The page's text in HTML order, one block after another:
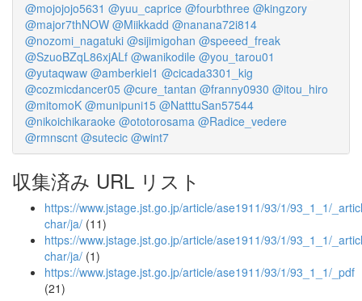
@mojojojo5631 @yuu_caprice @fourbthree @kingzory
@major7thNOW @Miikkadd @nanana72i814
@nozomi_nagatuki @sijimigohan @speeed_freak
@SzuoBZqL86xjALf @wanikodile @you_tarou01
@yutaqwaw @amberkiel1 @cicada3301_kig
@cozmicdancer05 @cure_tantan @franny0930 @itou_hiro
@mitomoK @munipuni15 @NatttuSan57544
@nikoichikaraoke @ototorosama @Radice_vedere
@rmnscnt @sutecic @wint7
収集済み URL リスト
https://www.jstage.jst.go.jp/article/ase1911/93/1/93_1_1/
char/ja/ (11)
https://www.jstage.jst.go.jp/article/ase1911/93/1/93_1_1/
char/ja/ (1)
https://www.jstage.jst.go.jp/article/ase1911/93/1/93_1_1/_pdf
(21)